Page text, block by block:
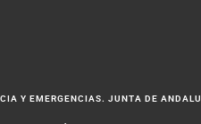
Y EMERGENCIAS. JUNTA DE